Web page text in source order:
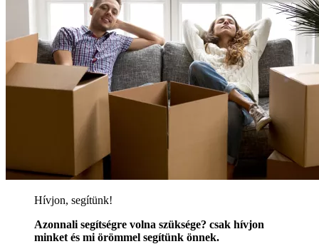
Hívjon, segítünk!
Azonnali segítségre volna szüksége? csak hívjon
minket és mi örömmel segítünk önnek.